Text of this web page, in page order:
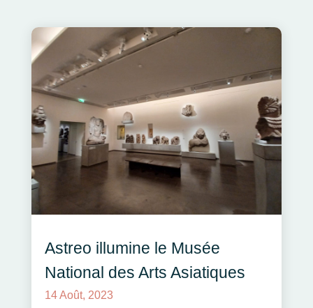
Astreo illumine le Musée
National des Arts Asiatiques
14 Août, 2023